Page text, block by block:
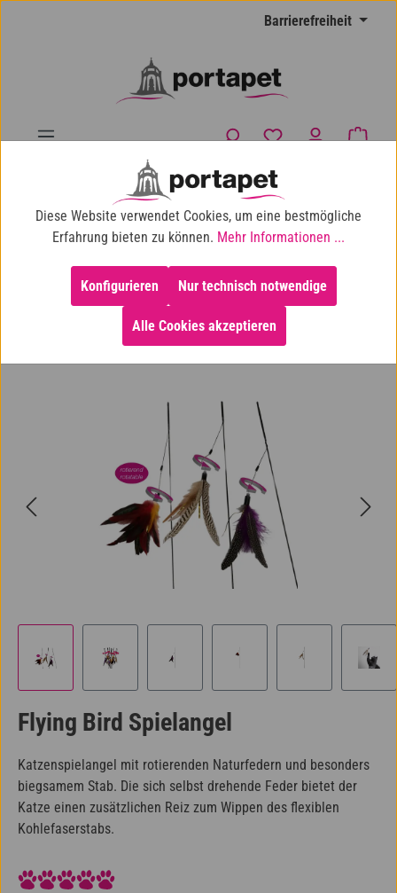
Barrierefreiheit
Du hast 0
10% Shop-Rabatt ab 100 € Einkaufswert
Katze Katzenspielzeug Spielangeln
Bildergalerie überspringen
Flying Bird Spielangel
Katzenspielangel mit rotierenden Naturfedern und besonders
biegsamem Stab. Die sich selbst drehende Feder bietet der
Katze einen zusätzlichen Reiz zum Wippen des flexiblen
Kohlefaserstabs.
Diese Website verwendet Cookies, um eine bestmögliche
Erfahrung bieten zu können. Mehr Informationen ...
Konfigurieren
Alle Cookies akzeptieren
Nur technisch notwendige